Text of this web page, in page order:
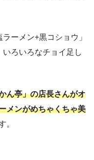
ーメン+黒コショウ」
いろいろなチョイ足し
ん亭」の店長さんがオ
メンがめちゃくちゃ美
。